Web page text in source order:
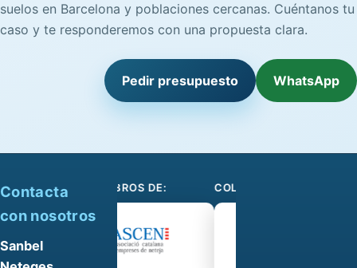
suelos en Barcelona y poblaciones cercanas. Cuéntanos tu
caso y te responderemos con una propuesta clara.
Pedir presupuesto WhatsApp
Contacta
con nosotros
Sanbel
SOMOS MIEMBROS DE: COLABORAMOS CON: